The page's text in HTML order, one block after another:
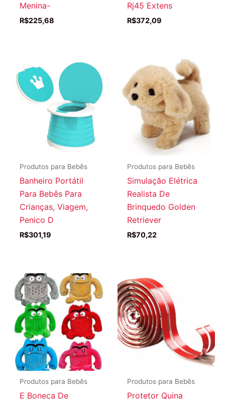
Menina-
R$225,68
Rj45 Extens
R$372,09
Produtos para Bebês
Banheiro Portátil
Para Bebês Para
Crianças, Viagem,
Penico D
R$301,19
Produtos para Bebês
Simulação Elétrica
Realista De
Brinquedo Golden
Retriever
R$70,22
Produtos para Bebês
E Boneca De
Produtos para Bebês
Protetor Quina